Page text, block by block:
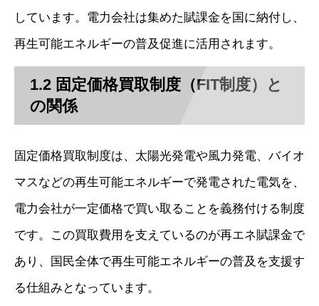
しています。電力会社は集めた賦課金を国に納付し、
再生可能エネルギーの普及促進に活用されます。
1.2 固定価格買取制度（FIT制度）と
の関係
固定価格買取制度は、太陽光発電や風力発電、バイオ
マスなどの再生可能エネルギーで発電された電気を、
電力会社が一定価格で買い取ることを義務付ける制度
です。この買取費用を支えているのが再エネ賦課金で
あり、国民全体で再生可能エネルギーの普及を支援す
る仕組みとなっています。